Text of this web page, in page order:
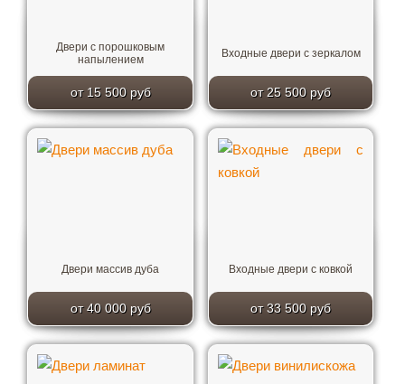
Двери с порошковым
напылением
от 15 500 руб
Входные двери с зеркалом
от 25 500 руб
Двери массив дуба
от 40 000 руб
Входные двери с ковкой
от 33 500 руб